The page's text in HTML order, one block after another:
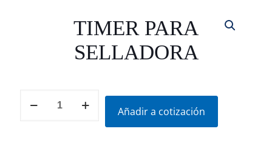
TIMER PARA
SELLADORA
PARA
Añadir a cotización